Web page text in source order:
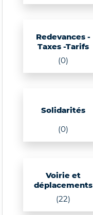
Redevances -
Taxes -Tarifs
(0)
Solidarités
(0)
Voirie et
déplacements
(22)